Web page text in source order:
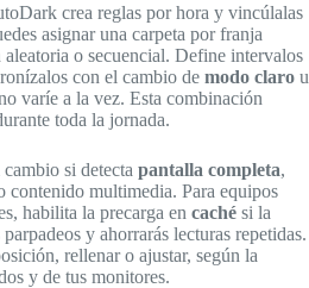
crea reglas por hora y vincúlalas
asignar una carpeta por franja
o secuencial. Define intervalos
con el cambio de modo claro u
varíe a la vez. Esta combinación
toda la jornada.
si detecta pantalla completa,
contenido multimedia. Para equipos
habilita la precarga en caché si la
y ahorrarás lecturas repetidas.
rellenar o ajustar, según la
y de tus monitores.